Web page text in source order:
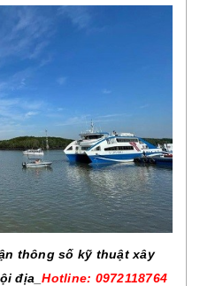
thông số kỹ thuật xây
địa_Hotline: 0972118764